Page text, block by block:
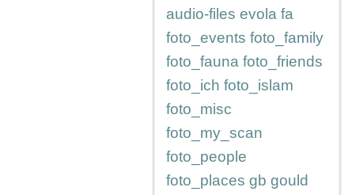
audio-files evola fa
foto_events foto_family
foto_fauna foto_friends
foto_ich foto_islam
foto_misc
foto_my_scan
foto_people
foto_places gb gould